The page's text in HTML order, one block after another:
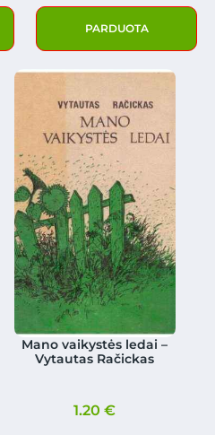
PARDUOTA
Mano vaikystės ledai –
Vytautas Račickas
1.20€